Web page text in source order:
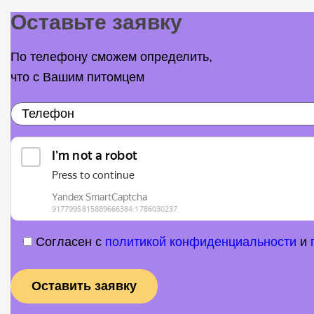
Оставьте заявку
По телефону сможем определить,
что с Вашим питомцем
Согласен с политикой конфиденциальности и